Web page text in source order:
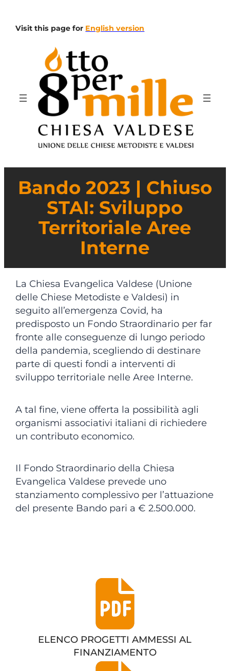
Visit this page for English version
Bando 2023 | Chiuso
STAI: Sviluppo
Territoriale Aree
Interne
La Chiesa Evangelica Valdese (Unione
delle Chiese Metodiste e Valdesi) in
seguito all’emergenza Covid, ha
predisposto un Fondo Straordinario per far
fronte alle conseguenze di lungo periodo
della pandemia, scegliendo di destinare
parte di questi fondi a interventi di
sviluppo territoriale nelle Aree Interne.
A tal fine, viene offerta la possibilità agli
organismi associativi italiani di richiedere
un contributo economico.
Il Fondo Straordinario della Chiesa
Evangelica Valdese prevede uno
stanziamento complessivo per l’attuazione
del presente Bando pari a € 2.500.000.
ELENCO PROGETTI AMMESSI AL
FINANZIAMENTO